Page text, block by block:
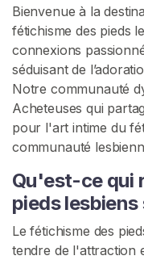
Bienvenue à la
fétichisme des pieds
connexions
séduisant de
Notre communauté
Acheteuses qui
pour l'art intime du
communauté
Qu'est-ce qui
pieds lesbiens
Le fétichisme des
tendre de l'attraction
c
c
u
e
i
l
P
a
c
o
u